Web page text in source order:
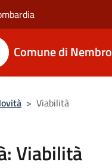
Comune di Nembro
> Viabilità
Viabilità